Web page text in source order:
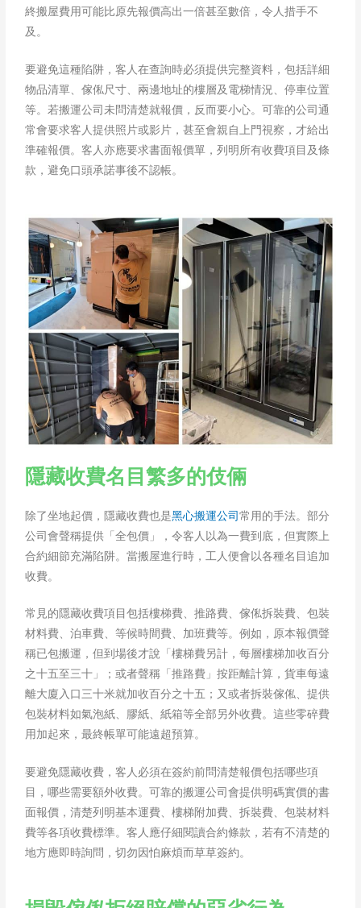
終搬屋費用可能比原先報價高出一倍甚至數倍，令人措手不
及。
要避免這種陷阱，客人在查詢時必須提供完整資料，包括詳細
物品清單、傢俬尺寸、兩邊地址的樓層及電梯情況、停車位置
等。若搬運公司未問清楚就報價，反而要小心。可靠的公司通
常會要求客人提供照片或影片，甚至會親自上門視察，才給出
準確報價。客人亦應要求書面報價單，列明所有收費項目及條
款，避免口頭承諾事後不認帳。
隱藏收費名目繁多的伎倆
除了坐地起價，隱藏收費也是黑心搬運公司常用的手法。部分
公司會聲稱提供「全包價」，令客人以為一費到底，但實際上
合約細節充滿陷阱。當搬屋進行時，工人便會以各種名目追加
收費。
常見的隱藏收費項目包括樓梯費、推路費、傢俬拆裝費、包裝
材料費、泊車費、等候時間費、加班費等。例如，原本報價聲
稱已包搬運，但到場後才說「樓梯費另計，每層樓梯加收百分
之十五至三十」；或者聲稱「推路費」按距離計算，貨車每遠
離大廈入口三十米就加收百分之十五；又或者拆裝傢俬、提供
包裝材料如氣泡紙、膠紙、紙箱等全部另外收費。這些零碎費
用加起來，最終帳單可能遠超預算。
要避免隱藏收費，客人必須在簽約前問清楚報價包括哪些項
目，哪些需要額外收費。可靠的搬運公司會提供明碼實價的書
面報價，清楚列明基本運費、樓梯附加費、拆裝費、包裝材料
費等各項收費標準。客人應仔細閱讀合約條款，若有不清楚的
地方應即時詢問，切勿因怕麻煩而草草簽約。